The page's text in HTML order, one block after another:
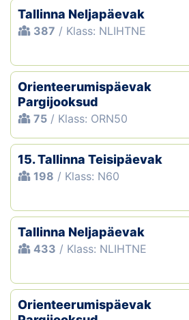
Tallinna Neljapäevak
387 / Klass: NLIHTNE
Orienteerumispäevak
Pargijooksud
75 / Klass: ORN50
15. Tallinna Teisipäevak
198 / Klass: N60
Tallinna Neljapäevak
433 / Klass: NLIHTNE
Orienteerumispäevak